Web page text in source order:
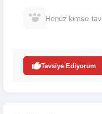
Henüz kimse
Tavsiye Ediyorum